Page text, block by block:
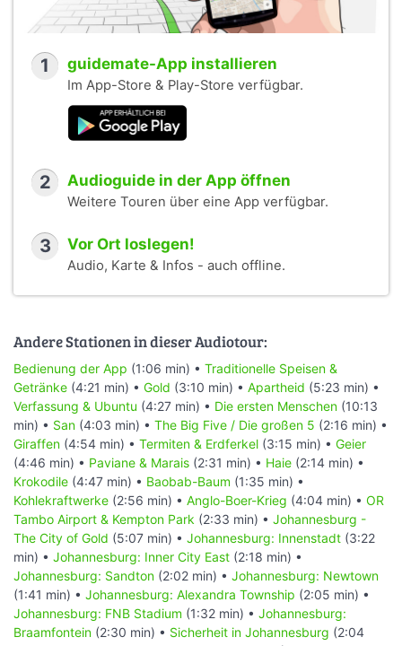
1 guidemate-App installieren
Im App-Store & Play-Store verfügbar.
2 Audioguide in der App öffnen
Weitere Touren über eine App verfügbar.
3 Vor Ort loslegen!
Audio, Karte & Infos - auch offline.
Andere Stationen in dieser Audiotour:
Bedienung der App (1:06 min) • Traditionelle Speisen &
Getränke (4:21 min) • Gold (3:10 min) • Apartheid (5:23 min) •
Verfassung & Ubuntu (4:27 min) • Die ersten Menschen (10:13
min) • San (4:03 min) • The Big Five / Die großen 5 (2:16 min) •
Giraffen (4:54 min) • Termiten & Erdferkel (3:15 min) • Geier
(4:46 min) • Paviane & Marais (2:31 min) • Haie (2:14 min) •
Krokodile (4:47 min) • Baobab-Baum (1:35 min) •
Kohlekraftwerke (2:56 min) • Anglo-Boer-Krieg (4:04 min) • OR
Tambo Airport & Kempton Park (2:33 min) • Johannesburg -
The City of Gold (5:07 min) • Johannesburg: Innenstadt (3:22
min) • Johannesburg: Inner City East (2:18 min) •
Johannesburg: Sandton (2:02 min) • Johannesburg: Newtown
(1:41 min) • Johannesburg: Alexandra Township (2:05 min) •
Johannesburg: FNB Stadium (1:32 min) • Johannesburg:
Braamfontein (2:30 min) • Sicherheit in Johannesburg (2:04